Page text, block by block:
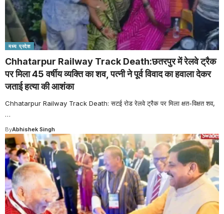
मध्य प्रदेश
Chhatarpur Railway Track Death:छतरपुर में रेलवे ट्रैक
पर मिला 45 वर्षीय व्यक्ति का शव, पत्नी ने पूर्व विवाद का हवाला देकर
जताई हत्या की आशंका
Chhatarpur Railway Track Death: सटई रोड रेलवे ट्रैक पर मिला क्षत-विक्षत शव,
…
ByAbhishek Singh